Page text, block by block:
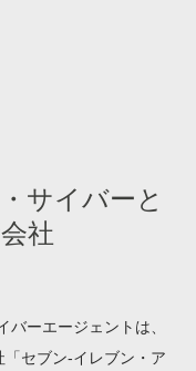
サイバーと
社
バーエージェントは、
セブン‐イレブン・ア